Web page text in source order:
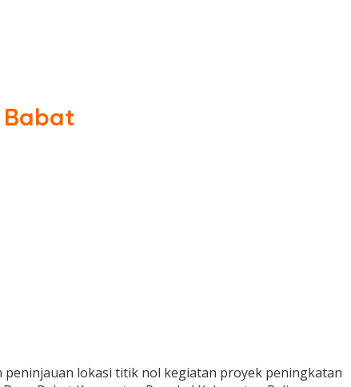
Babat
peninjauan lokasi titik nol kegiatan proyek peningkatan